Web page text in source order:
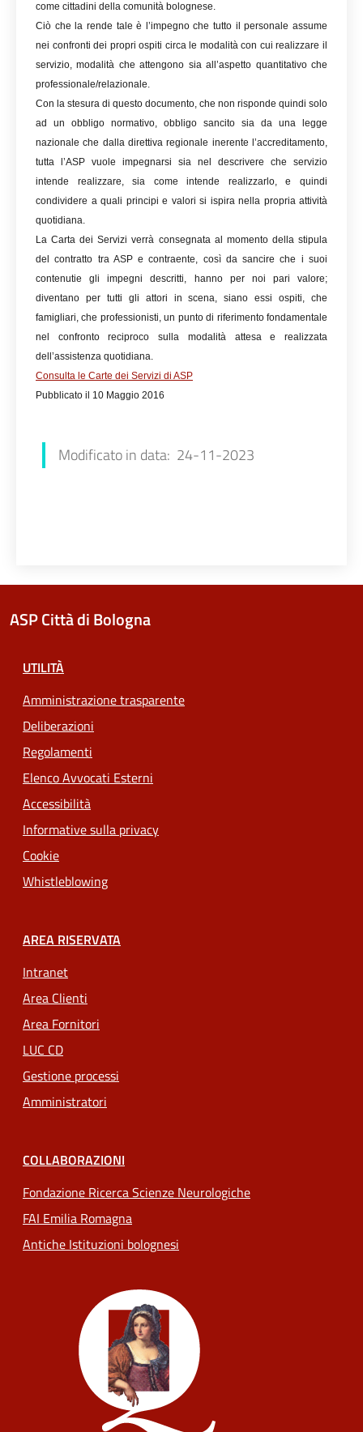
come cittadini della comunità bolognese.
Ciò che la rende tale è l’impegno che tutto il personale assume
nei confronti dei propri ospiti circa le modalità con cui realizzare il
servizio, modalità che attengono sia all’aspetto quantitativo che
professionale/relazionale.
Con la stesura di questo documento, che non risponde quindi solo
ad un obbligo normativo, obbligo sancito sia da una legge
nazionale che dalla direttiva regionale inerente l’accreditamento,
tutta l’ASP vuole impegnarsi sia nel descrivere che servizio
intende realizzare, sia come intende realizzarlo, e quindi
condividere a quali principi e valori si ispira nella propria attività
quotidiana.
La Carta dei Servizi verrà consegnata al momento della stipula
del contratto tra ASP e contraente, così da sancire che i suoi
contenutie gli impegni descritti, hanno per noi pari valore;
diventano per tutti gli attori in scena, siano essi ospiti, che
famigliari, che professionisti, un punto di riferimento fondamentale
nel confronto reciproco sulla modalità attesa e realizzata
dell’assistenza quotidiana.
Consulta le Carte dei Servizi di ASP
Pubblicato il 10 Maggio 2016
Modificato in data: 24-11-2023
ASP Città di Bologna
UTILITÀ
Amministrazione trasparente
Deliberazioni
Regolamenti
Elenco Avvocati Esterni
Accessibilità
Informative sulla privacy
Cookie
Whistleblowing
AREA RISERVATA
Intranet
Area Clienti
Area Fornitori
LUC CD
Gestione processi
Amministratori
COLLABORAZIONI
Fondazione Ricerca Scienze Neurologiche
FAI Emilia Romagna
Antiche Istituzioni bolognesi